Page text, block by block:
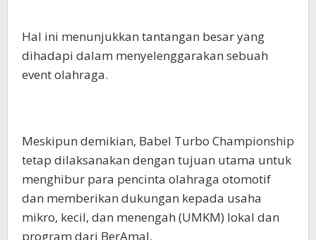
Hal ini menunjukkan tantangan besar yang
dihadapi dalam menyelenggarakan sebuah
event olahraga.
Meskipun demikian, Babel Turbo Championship
tetap dilaksanakan dengan tujuan utama untuk
menghibur para pencinta olahraga otomotif
dan memberikan dukungan kepada usaha
mikro, kecil, dan menengah (UMKM) lokal dan
program dari BerAmal.